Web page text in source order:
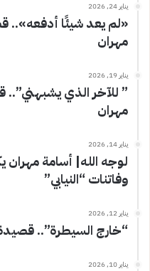
يناير 24, 2026
«لم يعد شيئًا أدفعه»..
مهران
يناير 19, 2026
” للآخر الذي
مهران
يناير 14, 2026
لوجه الله| أسامة
وفاتنات “النيابي”
يناير 12, 2026
“خارج السيطرة”..
يناير 10, 2026